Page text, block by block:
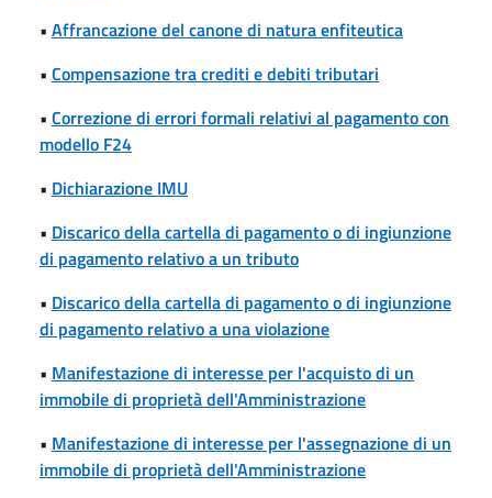
• Affrancazione del canone di natura enfiteutica
• Compensazione tra crediti e debiti tributari
• Correzione di errori formali relativi al pagamento con
modello F24
• Dichiarazione IMU
• Discarico della cartella di pagamento o di ingiunzione
di pagamento relativo a un tributo
• Discarico della cartella di pagamento o di ingiunzione
di pagamento relativo a una violazione
• Manifestazione di interesse per l'acquisto di un
immobile di proprietà dell'Amministrazione
• Manifestazione di interesse per l'assegnazione di un
immobile di proprietà dell'Amministrazione